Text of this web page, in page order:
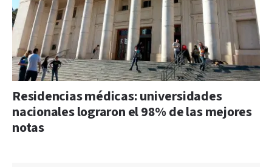
Residencias médicas: universidades
nacionales lograron el 98% de las mejores
notas